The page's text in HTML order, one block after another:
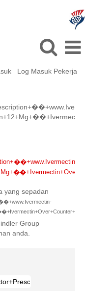
Log Masuk Pekerja
yang sepadan
Group
anda.